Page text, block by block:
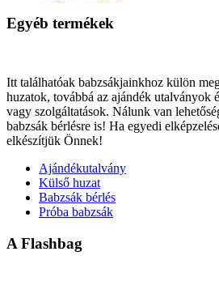
Egyéb termékek
Itt találhatóak babzsákjainkhoz külön
huzatok, továbbá az ajándék utalványok
vagy szolgáltatások. Nálunk van
babzsák bérlésre is! Ha egyedi
elkészítjük Önnek!
Ajándékutalvány
Külső huzat
Babzsák bérlés
Próba babzsák
A Flashbag